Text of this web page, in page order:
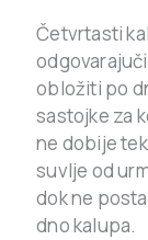
Četvrtasti
obložiti po
sastojke za
ne dobije
suvlje od
dok ne
dno kalupa.